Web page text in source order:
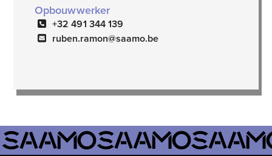
Opbouwwerker
+32 491 344 139
ruben.ramon@saamo.be